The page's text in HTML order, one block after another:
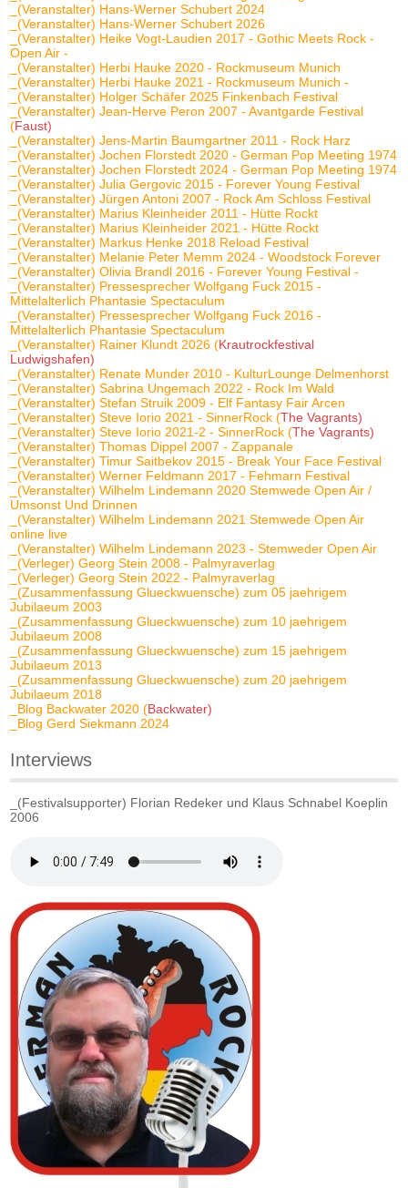
_(Veranstalter) Hans-Werner Schubert 2024
_(Veranstalter) Hans-Werner Schubert 2026
_(Veranstalter) Heike Vogt-Laudien 2017 - Gothic Meets Rock -
Open Air -
_(Veranstalter) Herbi Hauke 2020 - Rockmuseum Munich
_(Veranstalter) Herbi Hauke 2021 - Rockmuseum Munich -
_(Veranstalter) Holger Schäfer 2025 Finkenbach Festival
_(Veranstalter) Jean-Herve Peron 2007 - Avantgarde Festival
(Faust)
_(Veranstalter) Jens-Martin Baumgartner 2011 - Rock Harz
_(Veranstalter) Jochen Florstedt 2020 - German Pop Meeting 1974
_(Veranstalter) Jochen Florstedt 2024 - German Pop Meeting 1974
_(Veranstalter) Julia Gergovic 2015 - Forever Young Festival
_(Veranstalter) Jürgen Antoni 2007 - Rock Am Schloss Festival
_(Veranstalter) Marius Kleinheider 2011 - Hütte Rockt
_(Veranstalter) Marius Kleinheider 2021 - Hütte Rockt
_(Veranstalter) Markus Henke 2018 Reload Festival
_(Veranstalter) Melanie Peter Memm 2024 - Woodstock Forever
_(Veranstalter) Olivia Brandl 2016 - Forever Young Festival -
_(Veranstalter) Pressesprecher Wolfgang Fuck 2015 -
Mittelalterlich Phantasie Spectaculum
_(Veranstalter) Pressesprecher Wolfgang Fuck 2016 -
Mittelalterlich Phantasie Spectaculum
_(Veranstalter) Rainer Klundt 2026 (Krautrockfestival
Ludwigshafen)
_(Veranstalter) Renate Munder 2010 - KulturLounge Delmenhorst
_(Veranstalter) Sabrina Ungemach 2022 - Rock Im Wald
_(Veranstalter) Stefan Struik 2009 - Elf Fantasy Fair Arcen
_(Veranstalter) Steve Iorio 2021 - SinnerRock (The Vagrants)
_(Veranstalter) Steve Iorio 2021-2 - SinnerRock (The Vagrants)
_(Veranstalter) Thomas Dippel 2007 - Zappanale
_(Veranstalter) Timur Saitbekov 2015 - Break Your Face Festival
_(Veranstalter) Werner Feldmann 2017 - Fehmarn Festival
_(Veranstalter) Wilhelm Lindemann 2020 Stemwede Open Air /
Umsonst Und Drinnen
_(Veranstalter) Wilhelm Lindemann 2021 Stemwede Open Air
online live
_(Veranstalter) Wilhelm Lindemann 2023 - Stemweder Open Air
_(Verleger) Georg Stein 2008 - Palmyraverlag
_(Verleger) Georg Stein 2022 - Palmyraverlag
_(Zusammenfassung Glueckwuensche) zum 05 jaehrigem
Jubilaeum 2003
_(Zusammenfassung Glueckwuensche) zum 10 jaehrigem
Jubilaeum 2008
_(Zusammenfassung Glueckwuensche) zum 15 jaehrigem
Jubilaeum 2013
_(Zusammenfassung Glueckwuensche) zum 20 jaehrigem
Jubilaeum 2018
_Blog Backwater 2020 (Backwater)
_Blog Gerd Siekmann 2024
Interviews
_(Festivalsupporter) Florian Redeker und Klaus Schnabel Koeplin
2006